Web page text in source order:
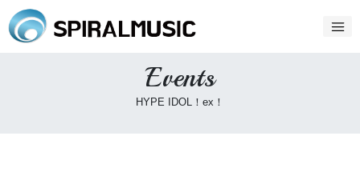
Events
HYPE IDOL！ex！